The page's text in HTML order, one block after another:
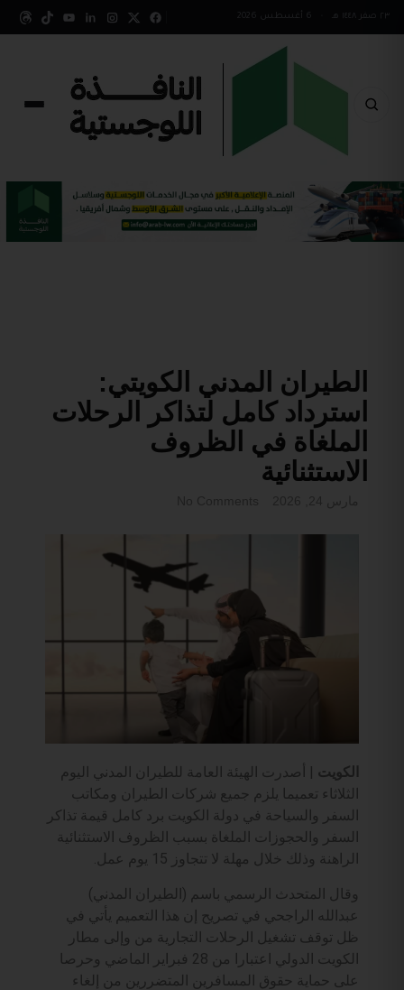
6 أغسطس 2026
الطيران المدني الكويتي:
استرداد كامل لتذاكر الرحلات
الملغاة في الظروف
الاستثنائية
الكويت | أصدرت الهيئة العامة للطيران المدني اليوم
الثلاثاء تعميما يلزم جميع شركات الطيران ومكاتب
السفر والسياحة في دولة الكويت برد كامل قيمة تذاكر
السفر والحجوزات الملغاة بسبب الظروف الاستثنائية
الراهنة وذلك خلال مهلة لا تتجاوز 15 يوم عمل.
وقال المتحدث الرسمي باسم (الطيران المدني)
عبدالله الراجحي في تصريح إن هذا التعميم يأتي في
ظل توقف تشغيل الرحلات التجارية من وإلى مطار
الكويت الدولي اعتبارا من 28 فبراير الماضي وحرصا
على حماية حقوق المسافرين المتضررين من إلغاء